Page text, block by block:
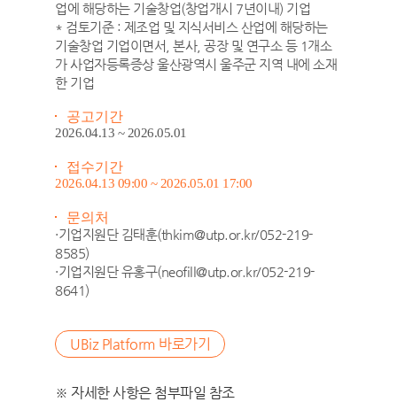
업에 해당하는 기술창업(창업개시 7년이내) 기업
* 검토기준 : 제조업 및 지식서비스 산업에 해당하는
기술창업 기업이면서, 본사, 공장 및 연구소 등 1개소
가 사업자등록증상 울산광역시 울주군 지역 내에 소재
한 기업
공고기간
2026.04.13 ~ 2026.05.01
접수기간
2026.04.13 09:00 ~ 2026.05.01 17:00
문의처
·기업지원단 김태훈(thkim@utp.or.kr/052-219-
8585)
·기업지원단 유홍구(neofill@utp.or.kr/052-219-
8641)
UBiz Platform 바로가기
※ 자세한 사항은 첨부파일 참조